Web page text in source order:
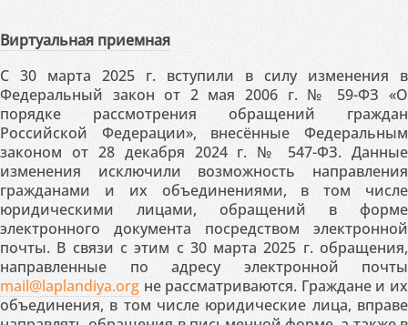
Виртуальная приемная
С 30 марта 2025 г. вступили в силу изменения в
Федеральный закон от 2 мая 2006 г. № 59-ФЗ «О
порядке рассмотрения обращений граждан
Российской Федерации», внесённые Федеральным
законом от 28 декабря 2024 г. № 547-ФЗ. Данные
изменения исключили возможность направления
гражданами и их объединениями, в том числе
юридическими лицами, обращений в форме
электронного документа посредством электронной
почты. В связи с этим с 30 марта 2025 г. обращения,
направленные по адресу электронной почты
mail@laplandiya.org не рассматриваются. Граждане и их
объединения, в том числе юридические лица, вправе